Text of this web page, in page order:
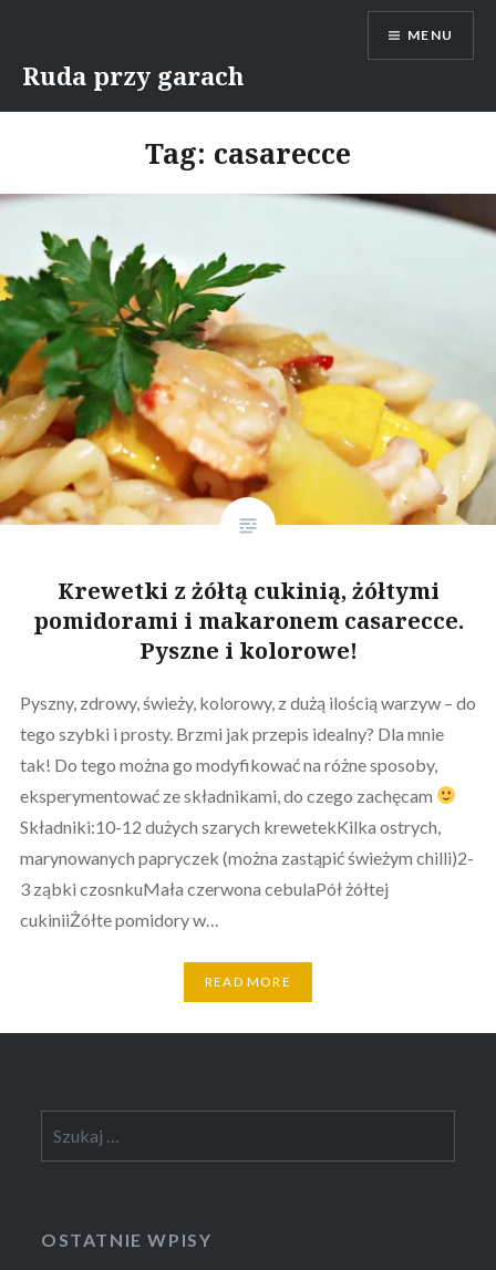
content
Ruda przy garach
MENU
Tag: casarecce
Krewetki z żółtą cukinią, żółtymi
pomidorami i makaronem casarecce.
Pyszne i kolorowe!
Pyszny, zdrowy, świeży, kolorowy, z dużą ilością warzyw – do
tego szybki i prosty. Brzmi jak przepis idealny? Dla mnie
tak! Do tego można go modyfikować na różne sposoby,
eksperymentować ze składnikami, do czego zachęcam
Składniki:10-12 dużych szarych krewetekKilka ostrych,
marynowanych papryczek (można zastąpić świeżym chilli)2-
3 ząbki czosnkuMała czerwona cebulaPół żółtej
cukiniiŻółte pomidory w…
READ MORE
OSTATNIE WPISY